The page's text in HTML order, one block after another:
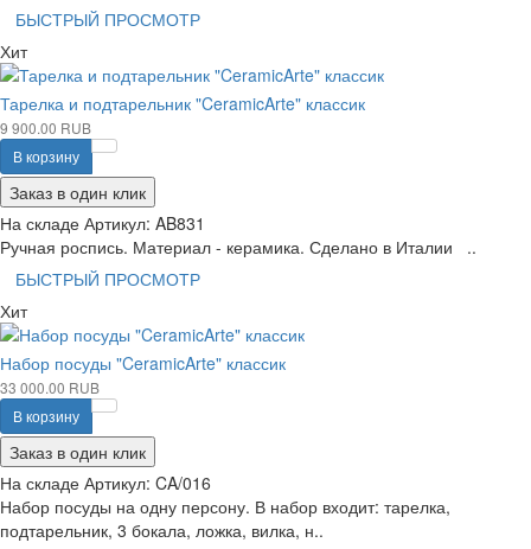
БЫСТРЫЙ ПРОСМОТР
Хит
Тарелка и подтарельник "CeramicArte" классик
9 900.00 RUB
В корзину
Заказ в один клик
На складе Артикул: AB831
Ручная роспись. Материал - керамика. Сделано в Италии ..
БЫСТРЫЙ ПРОСМОТР
Хит
Набор посуды "CeramicArte" классик
33 000.00 RUB
В корзину
Заказ в один клик
На складе Артикул: CA/016
Набор посуды на одну персону. В набор входит: тарелка,
подтарельник, 3 бокала, ложка, вилка, н..